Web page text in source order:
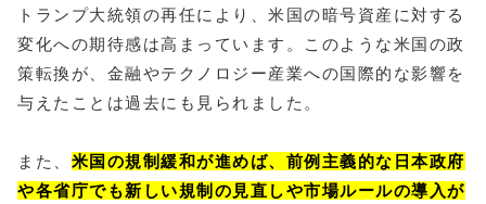
トランプ大統領の再任により、米国の暗号資産に対する
変化への期待感は高まっています。このような米国の政
策転換が、金融やテクノロジー産業への国際的な影響を
与えたことは過去にも見られました。
また、 米国の規制緩和が進めば、前例主義的な日本政府
や各省庁でも新しい規制の見直しや市場ルールの導入が